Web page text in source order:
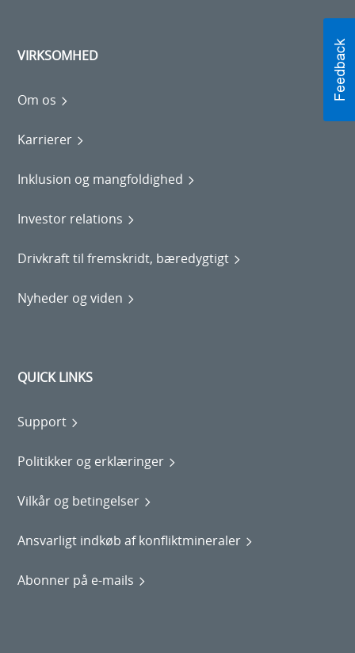
VIRKSOMHED
Om os
Karrierer
Inklusion og mangfoldighed
Investor relations
Drivkraft til fremskridt, bæredygtigt
Nyheder og viden
QUICK LINKS
Support
Politikker og erklæringer
Vilkår og betingelser
Ansvarligt indkøb af konfliktmineraler
Abonner på e-mails